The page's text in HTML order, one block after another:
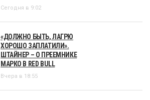
Сегодня в 9:02
«ДОЛЖНО БЫТЬ, ЛАГРЮ
ХОРОШО ЗАПЛАТИЛИ».
ШТАЙНЕР – О ПРЕЕМНИКЕ
МАРКО В RED BULL
Вчера в 18:55